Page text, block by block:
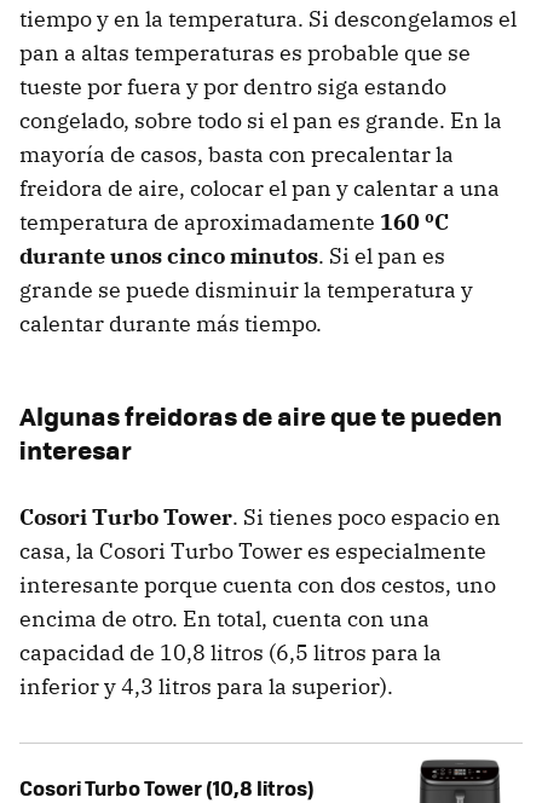
tiempo y en la temperatura. Si descongelamos el
pan a altas temperaturas es probable que se
tueste por fuera y por dentro siga estando
congelado, sobre todo si el pan es grande. En la
mayoría de casos, basta con precalentar la
freidora de aire, colocar el pan y calentar a una
temperatura de aproximadamente 160 ºC
durante unos cinco minutos. Si el pan es
grande se puede disminuir la temperatura y
calentar durante más tiempo.
Algunas freidoras de aire que te pueden
interesar
Cosori Turbo Tower. Si tienes poco espacio en
casa, la Cosori Turbo Tower es especialmente
interesante porque cuenta con dos cestos, uno
encima de otro. En total, cuenta con una
capacidad de 10,8 litros (6,5 litros para la
inferior y 4,3 litros para la superior).
Cosori Turbo Tower (10,8 litros)